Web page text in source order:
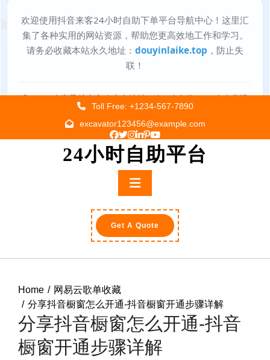
Toll Free: +1234-567-7890
excavator123456@example.com
24小时自助平台
Primary
Get A Quote
Home
网易云歌单收藏
分享抖音橱窗怎么开通-抖音橱窗开通步骤详解
分享抖音橱窗怎么开通-抖音
橱窗开通步骤详解